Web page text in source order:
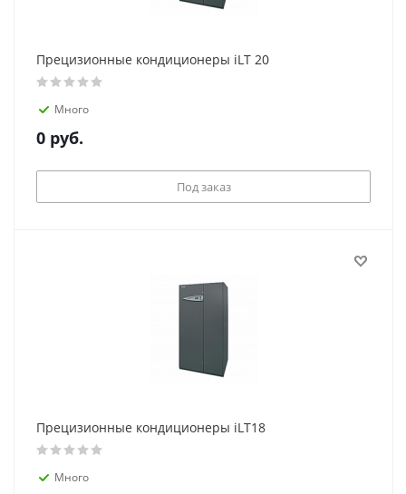
Прецизионные кондиционеры iLT 20
Много
0 руб.
Под заказ
Прецизионные кондиционеры iLT18
Много